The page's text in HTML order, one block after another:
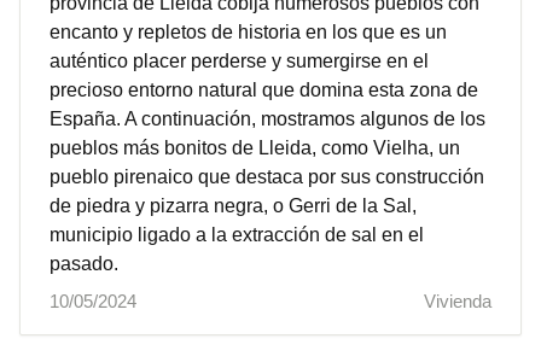
encanto y repletos de historia en los que es un
auténtico placer perderse y sumergirse en el
precioso entorno natural que domina esta zona de
España. A continuación, mostramos algunos de los
pueblos más bonitos de Lleida, como Vielha, un
pueblo pirenaico que destaca por sus construcción
de piedra y pizarra negra, o Gerri de la Sal,
municipio ligado a la extracción de sal en el
pasado.
10/05/2024
Vivienda